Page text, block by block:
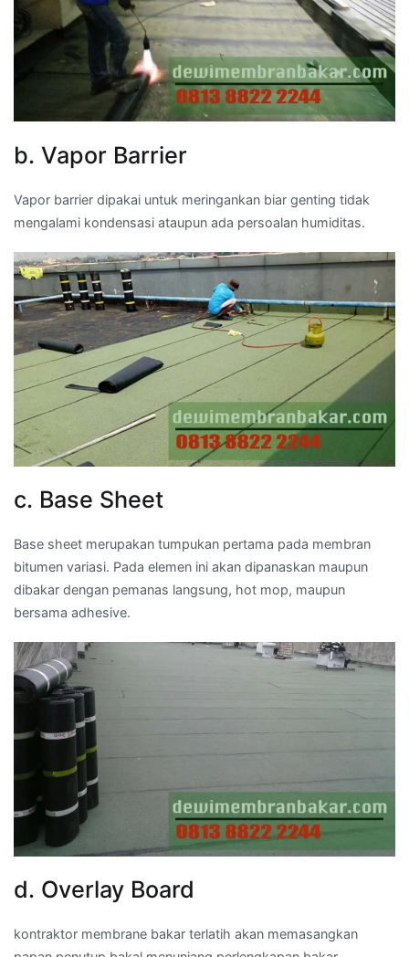
b. Vapor Barrier
Vapor barrier dipakai untuk meringankan biar genting tidak
mengalami kondensasi ataupun ada persoalan humiditas.
c. Base Sheet
Base sheet merupakan tumpukan pertama pada membran
bitumen variasi. Pada elemen ini akan dipanaskan maupun
dibakar dengan pemanas langsung, hot mop, maupun
bersama adhesive.
d. Overlay Board
kontraktor membrane bakar terlatih akan memasangkan